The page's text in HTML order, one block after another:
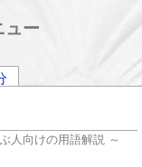
ュー
人向けの用語解説 ～